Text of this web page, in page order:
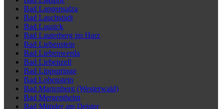
Bad Langensalza
Bad Lauchstädt
Bad Lausick
Bad Lauterberg im Harz
Bad Liebenstein
Bad Liebenwerda
Bad Liebenzell
Bad Lippspringe
Bad Lobenstein
Bad Marienberg (Westerwald)
Bad Mergentheim
Bad Münder am Deister